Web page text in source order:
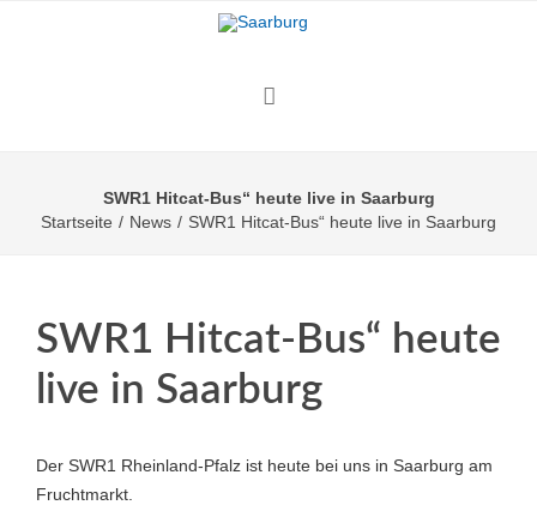
SWR1 Hitcat-Bus“ heute live in Saarburg
Startseite / News / SWR1 Hitcat-Bus“ heute live in Saarburg
SWR1 Hitcat-Bus“ heute
live in Saarburg
Der SWR1 Rheinland-Pfalz ist heute bei uns in Saarburg am
Fruchtmarkt.